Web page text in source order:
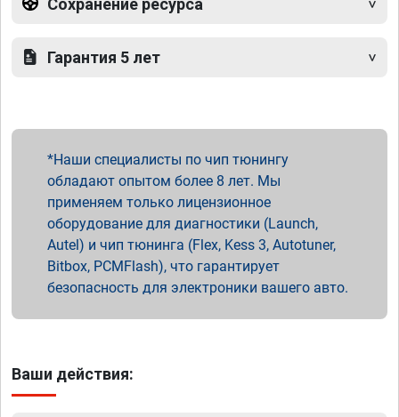
Сохранение ресурса
Гарантия 5 лет
Наши специалисты по чип тюнингу
обладают опытом более 8 лет. Мы
применяем только лицензионное
оборудование для диагностики (Launch,
Autel) и чип тюнинга (Flex, Kess 3, Autotuner,
Bitbox, PCMFlash), что гарантирует
безопасность для электроники вашего авто.
Ваши действия: